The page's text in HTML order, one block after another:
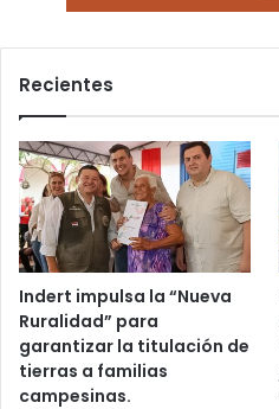
Recientes
Indert impulsa la “Nueva
Ruralidad” para
garantizar la titulación de
tierras a familias
campesinas.